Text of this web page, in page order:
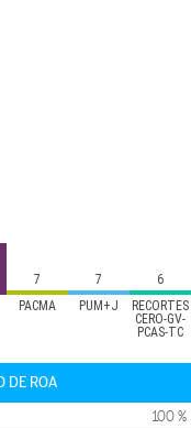
PACMA PUM+J
RECORTES
CERO-GV-
PCAS-TC
7 7 6
DE ROA
100 %